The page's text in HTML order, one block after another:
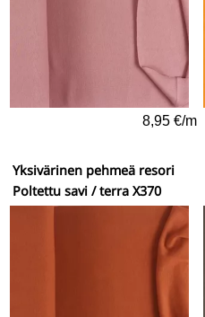
8,95 €/m
Yksivärinen pehmeä resori
Poltettu savi / terra X370